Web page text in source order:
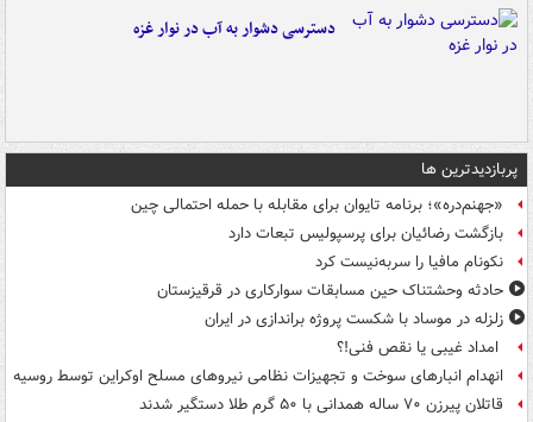
دسترسی دشوار به آب در نوار غزه
پربازدیدترین ها
«جهنم‌دره»؛ برنامه تایوان برای مقابله با حمله احتمالی چین
بازگشت رضائیان برای پرسپولیس تبعات دارد
نکونام مافیا را سربه‌نیست کرد
حادثه وحشتناک حین مسابقات سوارکاری در قرقیزستان
زلزله در موساد با شکست پروژه براندازی در ایران
امداد غیبی یا نقص فنی!؟
انهدام انبارهای سوخت و تجهیزات نظامی نیروهای مسلح اوکراین توسط روسیه
قاتلان پیرزن ۷۰ ساله همدانی با ۵۰ گرم طلا دستگیر شدند